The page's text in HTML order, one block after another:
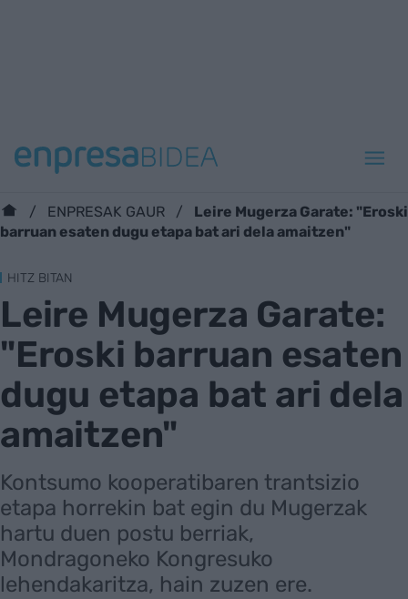
ENPRESAK GAUR
Leire Mugerza Garate: "Eroski
barruan esaten dugu etapa bat ari dela amaitzen"
HITZ BITAN
Leire Mugerza Garate:
"Eroski barruan esaten
dugu etapa bat ari dela
amaitzen"
Kontsumo kooperatibaren trantsizio
etapa horrekin bat egin du Mugerzak
hartu duen postu berriak,
Mondragoneko Kongresuko
lehendakaritza, hain zuzen ere.